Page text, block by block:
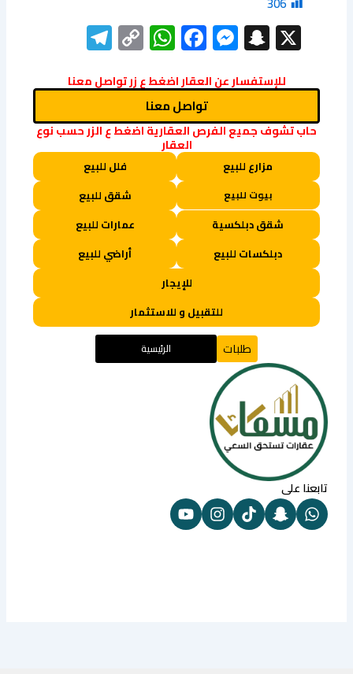
X
Snapchat
Messenger
Facebook
WhatsApp
Copy
Link
للإستفسار عن العقار اضغط ع زر تواصل معنا
تواصل معنا
حاب تشوف جميع الفرص العقارية اضغط ع الزر حسب نوع
العقار
مزارع للبيع فلل للبيع
بيوت للبيع
شقق للبيع
شقق دبلكسية
عمارات للبيع
دبلكسات للبيع
أراضي للبيع
للإيجار
للتقبيل و للاستثمار
طلبات الرئيسية
تابعنا على